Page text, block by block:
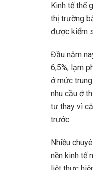
Kinh tế thế
thị trường
được kiểm
Đầu năm
6,5%, lạm
ở mức
nhu cầu ở
tư thay vì
trước.
Nhiều
nền kinh tế